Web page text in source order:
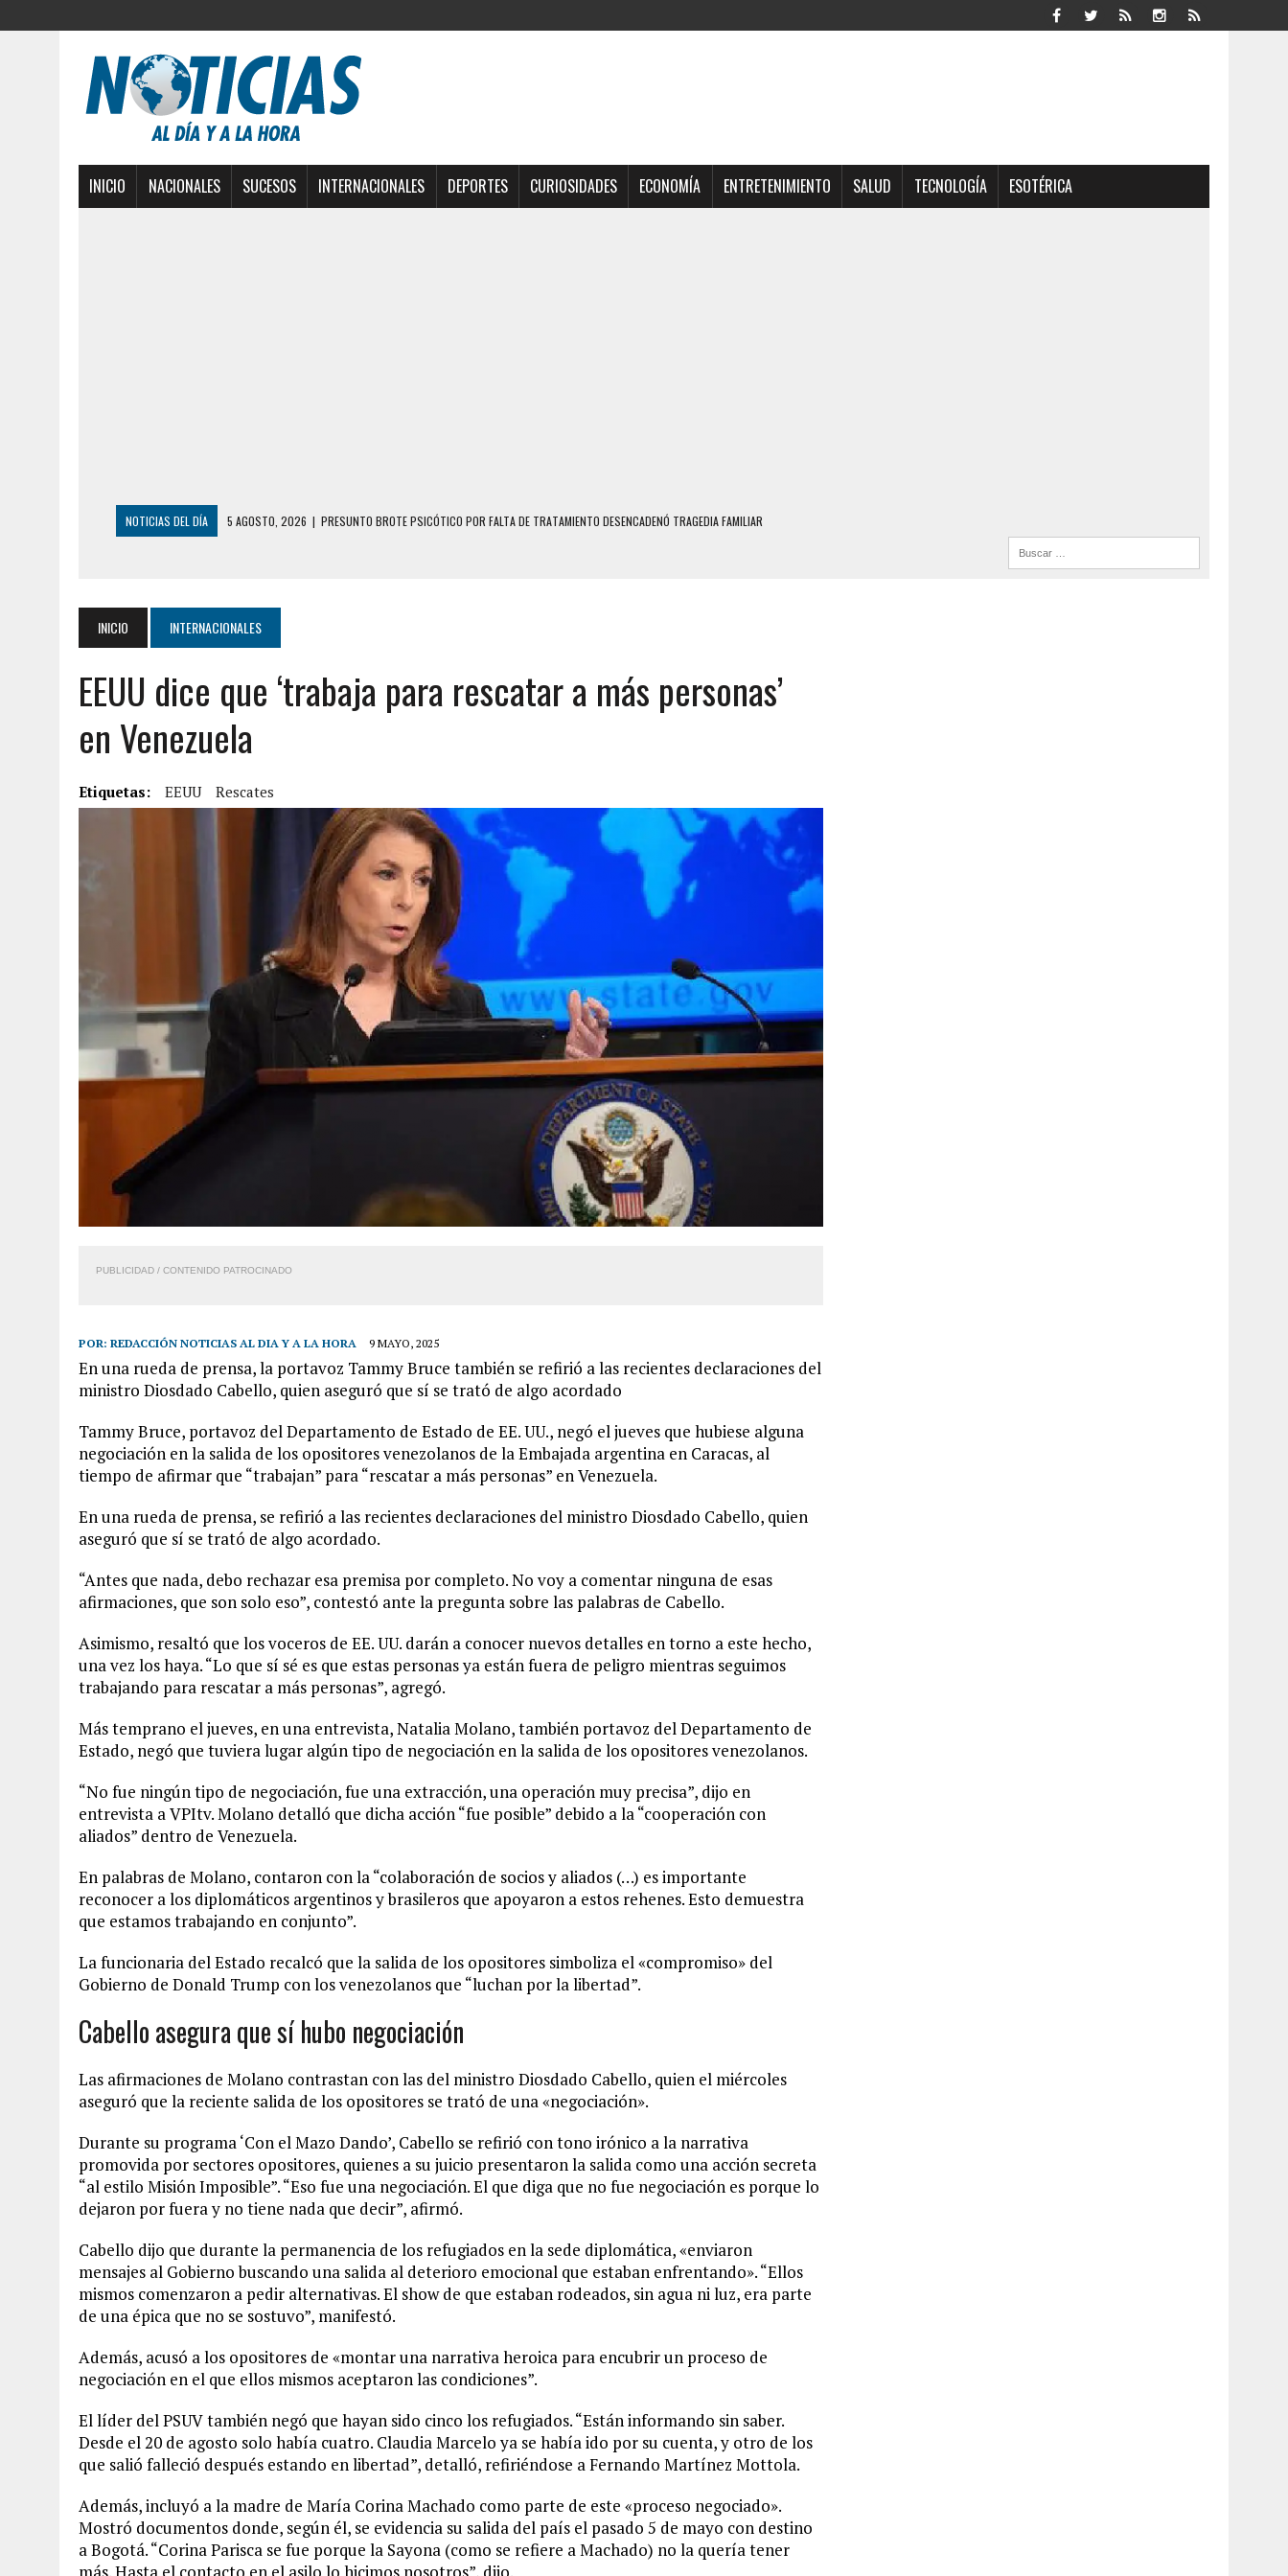
INICIO NACIONALES SUCESOS INTERNACIONALES DEPORTES CURIOSIDADES ECONOMÍA ENTRETENIMIENTO SALUD TECNOLOGÍA ESOTÉRICA
NOTICIAS DEL DÍA 5 AGOSTO, 2026 | PRESUNTO BROTE PSICÓTICO POR FALTA DE TRATAMIENTO DESENCADENÓ TRAGEDIA FAMILIAR
3 AGOSTO, 2026 | YARACUY: INTENTÓ DESCONECTAR SU NEVERA MIENTRAS LA CASA SE INUNDABA
2 AGOSTO, 2026
AYUDABA A PERSONAS EN SITUACIÓN DE CALLE Y MURIÓ A MANOS DE VARIOS DE ELLOS EN MATURÍN
2 AGOSTO, 2026
COLAPSÓ TECHO DE UNA VIVIENDA EN EL CENTRO DE CARACAS CON MÁS DE 20 PERSONAS ADENTRO
2 AGOSTO, 2026
FALCÓN: MUJER ATACÓ CON UN CUCHILLO A SUS HIJOS, UNO PERDIÓ LA VIDA
6 AGOSTO, 2026 | BARINAS: ADOLESCENTE SE QUITÓ LA VIDA TRAS SER ACOSADA Y ABUSADA POR LA PAREJA DE SU ABUELA
CONMOCIÓN EN COLORADO POR ASESINATO DE UNA ADOLESCENTE VENEZOLANA EN REUNIÓN CON AMIGOS
INICIO INTERNACIONALES
EEUU dice que ‘trabaja para rescatar a más personas’
en Venezuela
Etiquetas: EEUU Rescates
PUBLICIDAD / CONTENIDO PATROCINADO
POR: REDACCIÓN NOTICIAS AL DIA Y A LA HORA 9 MAYO, 2025
En una rueda de prensa, la portavoz Tammy Bruce también se refirió a las recientes declaraciones del
ministro Diosdado Cabello, quien aseguró que sí se trató de algo acordado
Tammy Bruce, portavoz del Departamento de Estado de EE. UU., negó el jueves que hubiese alguna
negociación en la salida de los opositores venezolanos de la Embajada argentina en Caracas, al
tiempo de afirmar que “trabajan” para “rescatar a más personas” en Venezuela.
En una rueda de prensa, se refirió a las recientes declaraciones del ministro Diosdado Cabello, quien
aseguró que sí se trató de algo acordado.
“Antes que nada, debo rechazar esa premisa por completo. No voy a comentar ninguna de esas
afirmaciones, que son solo eso”, contestó ante la pregunta sobre las palabras de Cabello.
Asimismo, resaltó que los voceros de EE. UU. darán a conocer nuevos detalles en torno a este hecho,
una vez los haya. “Lo que sí sé es que estas personas ya están fuera de peligro mientras seguimos
trabajando para rescatar a más personas”, agregó.
Más temprano el jueves, en una entrevista, Natalia Molano, también portavoz del Departamento de
Estado, negó que tuviera lugar algún tipo de negociación en la salida de los opositores venezolanos.
“No fue ningún tipo de negociación, fue una extracción, una operación muy precisa”, dijo en
entrevista a VPItv. Molano detalló que dicha acción “fue posible” debido a la “cooperación con
aliados” dentro de Venezuela.
En palabras de Molano, contaron con la “colaboración de socios y aliados (…) es importante
reconocer a los diplomáticos argentinos y brasileros que apoyaron a estos rehenes. Esto demuestra
que estamos trabajando en conjunto”.
La funcionaria del Estado recalcó que la salida de los opositores simboliza el «compromiso» del
Gobierno de Donald Trump con los venezolanos que “luchan por la libertad”.
Cabello asegura que sí hubo negociación
Las afirmaciones de Molano contrastan con las del ministro Diosdado Cabello, quien el miércoles
aseguró que la reciente salida de los opositores se trató de una «negociación».
Durante su programa ‘Con el Mazo Dando’, Cabello se refirió con tono irónico a la narrativa
promovida por sectores opositores, quienes a su juicio presentaron la salida como una acción secreta
“al estilo Misión Imposible”. “Eso fue una negociación. El que diga que no fue negociación es porque lo
dejaron por fuera y no tiene nada que decir”, afirmó.
Cabello dijo que durante la permanencia de los refugiados en la sede diplomática, «enviaron
mensajes al Gobierno buscando una salida al deterioro emocional que estaban enfrentando». “Ellos
mismos comenzaron a pedir alternativas. El show de que estaban rodeados, sin agua ni luz, era parte
de una épica que no se sostuvo”, manifestó.
Además, acusó a los opositores de «montar una narrativa heroica para encubrir un proceso de
negociación en el que ellos mismos aceptaron las condiciones”.
El líder del PSUV también negó que hayan sido cinco los refugiados. “Están informando sin saber.
Desde el 20 de agosto solo había cuatro. Claudia Marcelo ya se había ido por su cuenta, y otro de los
que salió falleció después estando en libertad”, detalló, refiriéndose a Fernando Martínez Mottola.
Además, incluyó a la madre de María Corina Machado como parte de este «proceso negociado».
Mostró documentos donde, según él, se evidencia su salida del país el pasado 5 de mayo con destino
a Bogotá. “Corina Parisca se fue porque la Sayona (como se refiere a Machado) no la quería tener
más. Hasta el contacto en el asilo lo hicimos nosotros”, dijo.